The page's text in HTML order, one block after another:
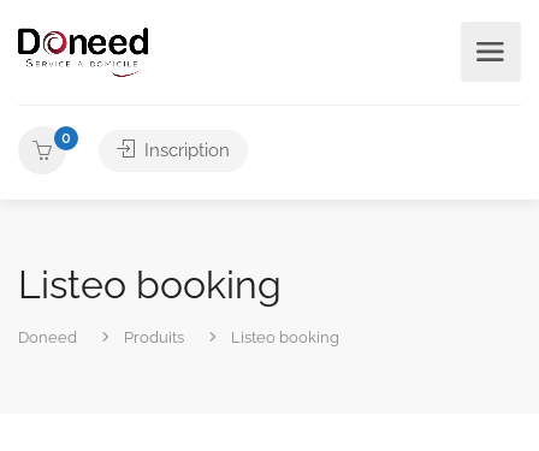
0
Inscription
Listeo booking
Doneed Produits Listeo booking